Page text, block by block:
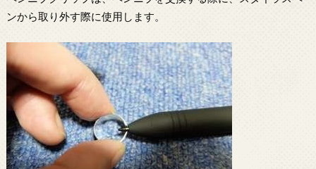
ンから取り外す際に使用します。